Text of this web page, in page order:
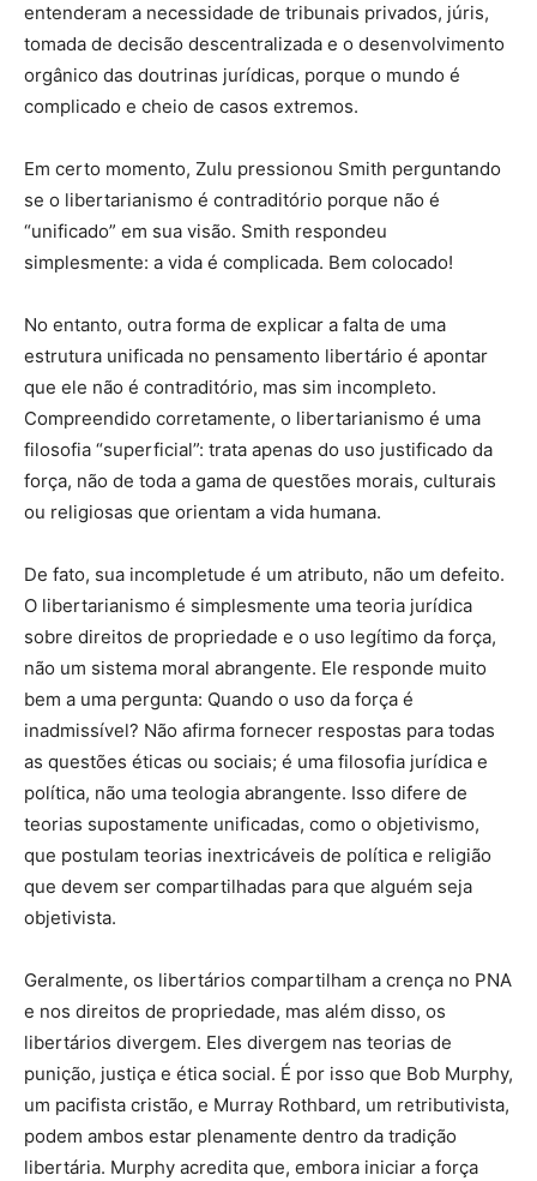
entenderam a necessidade de tribunais privados, júris,
tomada de decisão descentralizada e o desenvolvimento
orgânico das doutrinas jurídicas, porque o mundo é
complicado e cheio de casos extremos.
Em certo momento, Zulu pressionou Smith perguntando
se o libertarianismo é contraditório porque não é
“unificado” em sua visão. Smith respondeu
simplesmente: a vida é complicada. Bem colocado!
No entanto, outra forma de explicar a falta de uma
estrutura unificada no pensamento libertário é apontar
que ele não é contraditório, mas sim incompleto.
Compreendido corretamente, o libertarianismo é uma
filosofia “superficial”: trata apenas do uso justificado da
força, não de toda a gama de questões morais, culturais
ou religiosas que orientam a vida humana.
De fato, sua incompletude é um atributo, não um defeito.
O libertarianismo é simplesmente uma teoria jurídica
sobre direitos de propriedade e o uso legítimo da força,
não um sistema moral abrangente. Ele responde muito
bem a uma pergunta: Quando o uso da força é
inadmissível? Não afirma fornecer respostas para todas
as questões éticas ou sociais; é uma filosofia jurídica e
política, não uma teologia abrangente. Isso difere de
teorias supostamente unificadas, como o objetivismo,
que postulam teorias inextricáveis de política e religião
que devem ser compartilhadas para que alguém seja
objetivista.
Geralmente, os libertários compartilham a crença no PNA
e nos direitos de propriedade, mas além disso, os
libertários divergem. Eles divergem nas teorias de
punição, justiça e ética social. É por isso que Bob Murphy,
um pacifista cristão, e Murray Rothbard, um retributivista,
podem ambos estar plenamente dentro da tradição
libertária. Murphy acredita que, embora iniciar a força